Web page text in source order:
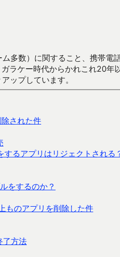
多数）に関すること、携帯
ラケー時代からかれこれ
ップしています。
された件
るアプリはリジェクトされる
をするのか？
ものアプリを削除した件
了方法